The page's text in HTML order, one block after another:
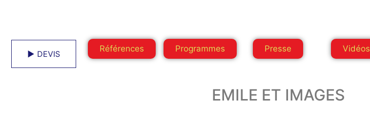
► DEVIS
Références Programmes Presse Vidéos
EMILE ET IMAGES